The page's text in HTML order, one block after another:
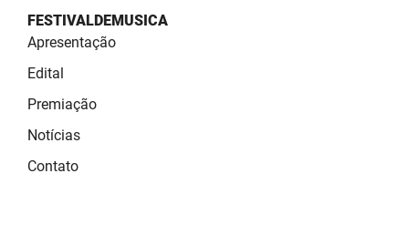
FESTIVALDEMUSICA
Apresentação
Edital
Premiação
Notícias
Contato